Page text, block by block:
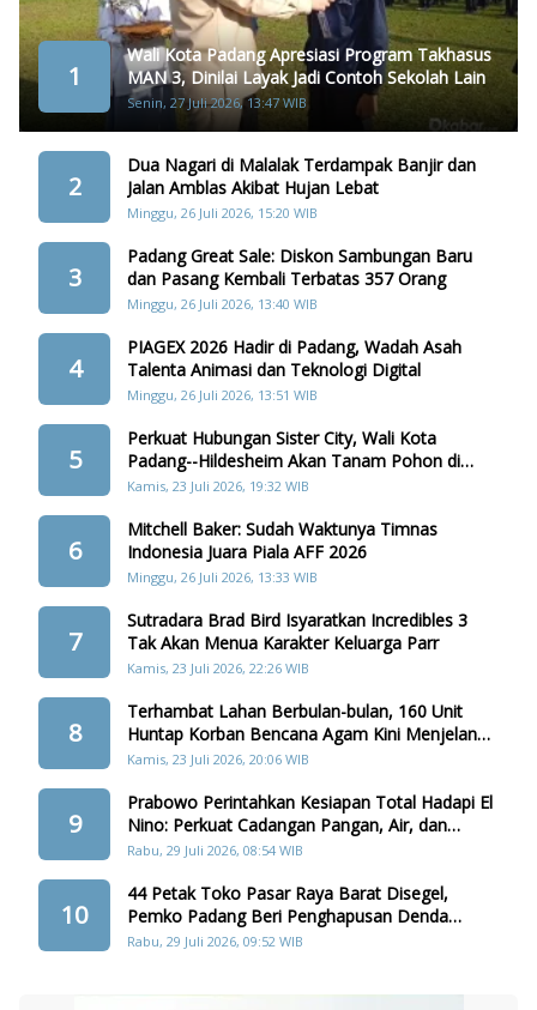
1
Wali Kota Padang Apresiasi Program Takhasus
MAN 3, Dinilai Layak Jadi Contoh Sekolah Lain
Senin, 27 Juli 2026, 13:47 WIB
2
Dua Nagari di Malalak Terdampak Banjir dan
Jalan Amblas Akibat Hujan Lebat
Minggu, 26 Juli 2026, 15:20 WIB
3
Padang Great Sale: Diskon Sambungan Baru
dan Pasang Kembali Terbatas 357 Orang
Minggu, 26 Juli 2026, 13:40 WIB
4
PIAGEX 2026 Hadir di Padang, Wadah Asah
Talenta Animasi dan Teknologi Digital
Minggu, 26 Juli 2026, 13:51 WIB
5
Perkuat Hubungan Sister City, Wali Kota
Padang--Hildesheim Akan Tanam Pohon di
Batang Arau
Kamis, 23 Juli 2026, 19:32 WIB
6
Mitchell Baker: Sudah Waktunya Timnas
Indonesia Juara Piala AFF 2026
Minggu, 26 Juli 2026, 13:33 WIB
7
Sutradara Brad Bird Isyaratkan Incredibles 3
Tak Akan Menua Karakter Keluarga Parr
Kamis, 23 Juli 2026, 22:26 WIB
8
Terhambat Lahan Berbulan-bulan, 160 Unit
Huntap Korban Bencana Agam Kini Menjelang
Realisasi
Kamis, 23 Juli 2026, 20:06 WIB
9
Prabowo Perintahkan Kesiapan Total Hadapi El
Nino: Perkuat Cadangan Pangan, Air, dan
Teknologi
Rabu, 29 Juli 2026, 08:54 WIB
10
44 Petak Toko Pasar Raya Barat Disegel,
Pemko Padang Beri Penghapusan Denda
Retribusi
Rabu, 29 Juli 2026, 09:52 WIB